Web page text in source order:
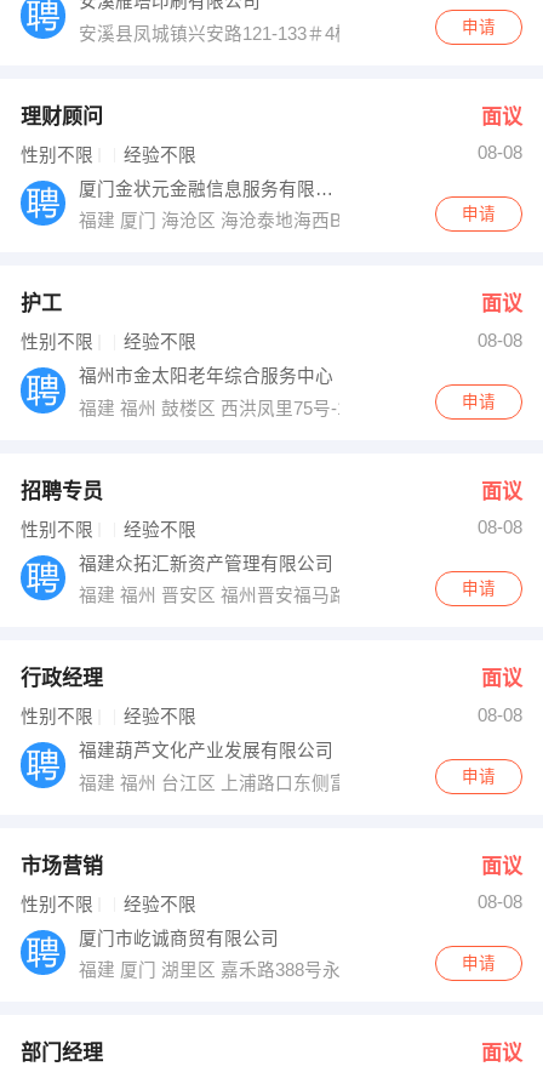
安溪县凤城镇兴安路121-133＃4楼
申请
理财顾问 面议
性别不限 经验不限
08-08
厦门金状元金融信息服务有限公司
福建 厦门 海沧区 海沧泰地海西B栋27楼
申请
护工 面议
性别不限 经验不限
08-08
福州市金太阳老年综合服务中心
福建 福州 鼓楼区 西洪凤里75号-1-2号
申请
招聘专员 面议
性别不限 经验不限
08-08
福建众拓汇新资产管理有限公司
福建 福州 晋安区 福州晋安福马路36号天城小区房管家集
申请
行政经理 面议
性别不限 经验不限
08-08
福建葫芦文化产业发展有限公司
福建 福州 台江区 上浦路口东侧富力中心A座3楼申请
市场营销 面议
性别不限 经验不限
08-08
厦门市屹诚商贸有限公司
福建 厦门 湖里区 嘉禾路388号永同昌大厦17F
申请
部门经理 面议